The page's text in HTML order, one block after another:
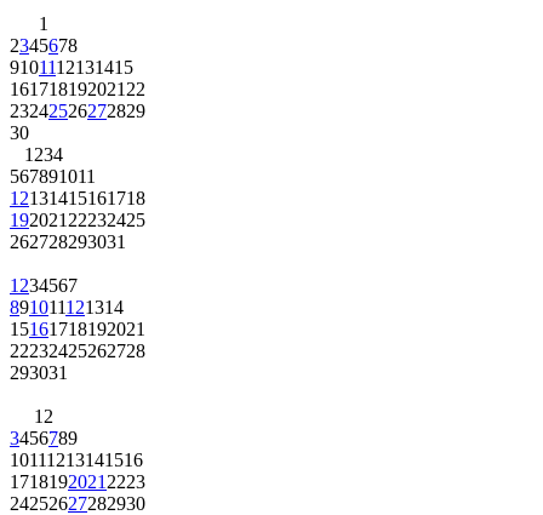
1
2345678
9101112131415
161718192021 22
23242526272829
30
1 234
567891011
12131415161718
192021 22232425
262728293031
1 234567
891011121314
15161718192021
22232425262728
293031
1 2
3456789
10111213141516
1718192021 2223
24252627282930